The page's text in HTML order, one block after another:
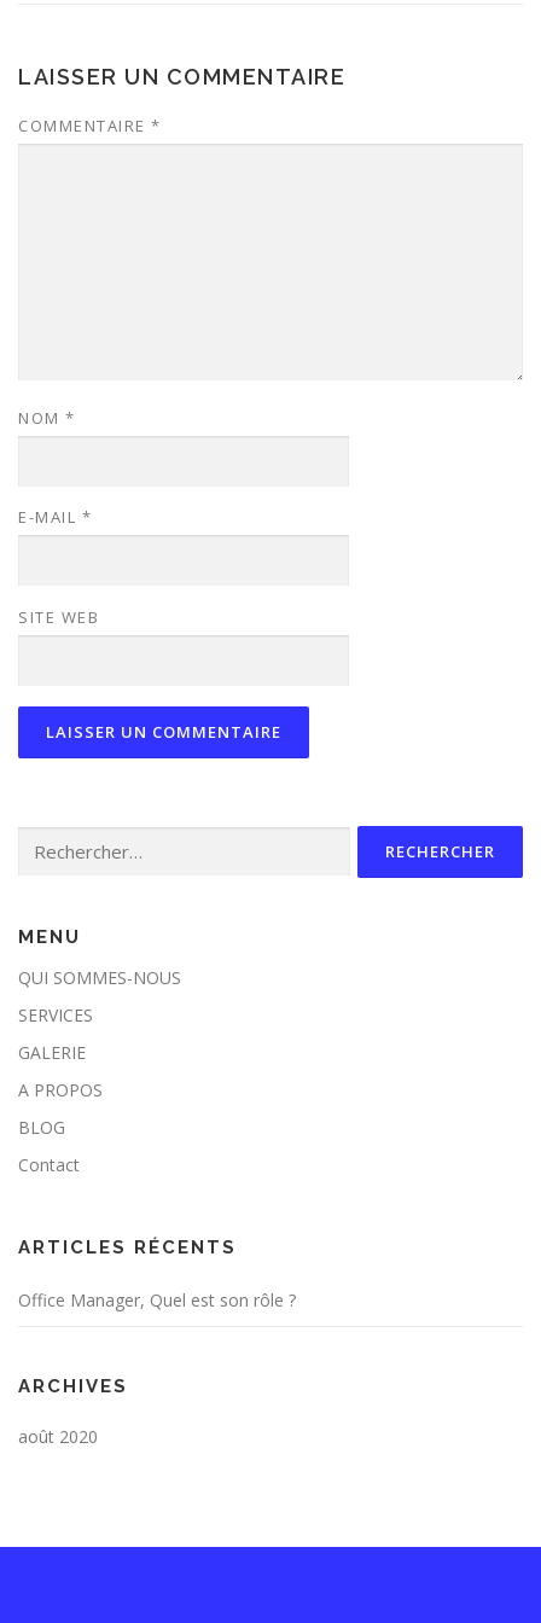
LAISSER UN COMMENTAIRE
COMMENTAIRE *
NOM *
E-MAIL *
SITE WEB
MENU
QUI SOMMES-NOUS
SERVICES
GALERIE
A PROPOS
BLOG
Contact
ARTICLES RÉCENTS
Office Manager, Quel est son rôle ?
ARCHIVES
août 2020